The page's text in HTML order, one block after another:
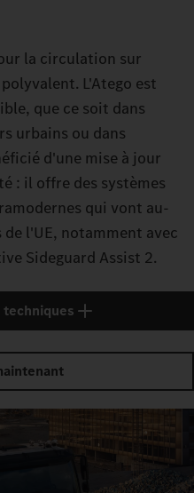
la circulation sur
L'Atego est
que ce soit dans
urbains ou dans
d'une mise à jour
: il offre des systèmes
qui vont au-
l'UE, notamment avec
Sideguard Assist 2.